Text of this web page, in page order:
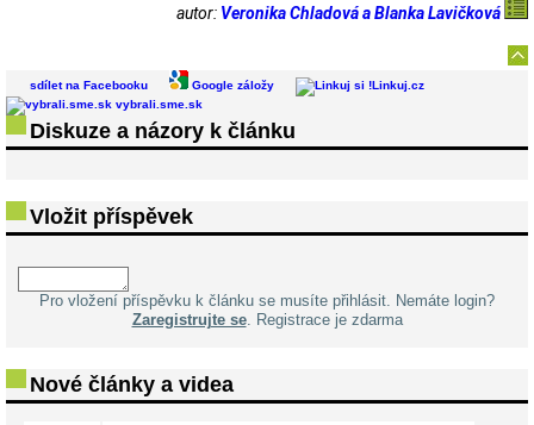
autor: Veronika Chladová a Blanka Lavičková
sdílet na Facebooku Google záložy
Linkuj.cz
vybrali.sme.sk
Diskuze a názory k článku
Vložit příspěvek
Pro vložení příspěvku k článku se musíte přihlásit. Nemáte login?
Zaregistrujte se. Registrace je zdarma
Nové články a videa